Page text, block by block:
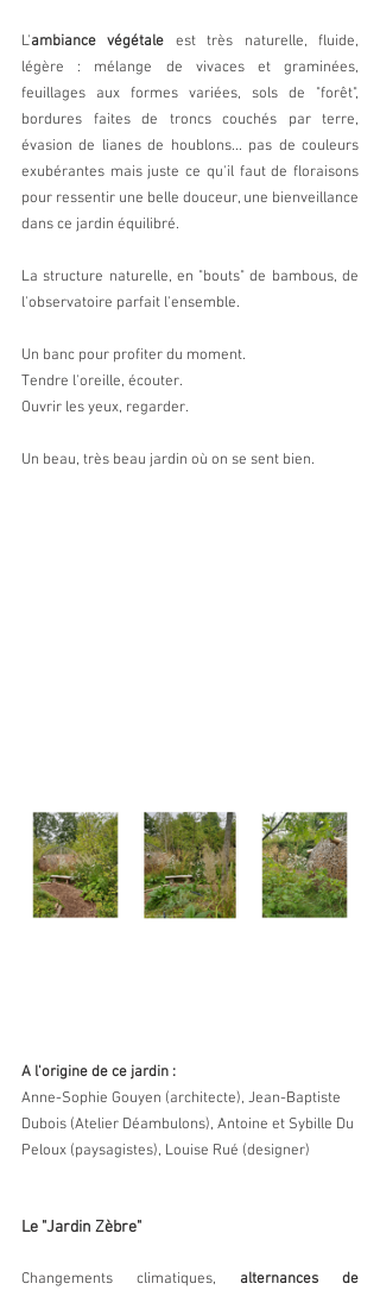
L'ambiance végétale est très naturelle, fluide,
légère : mélange de vivaces et graminées,
feuillages aux formes variées, sols de "forêt",
bordures faites de troncs couchés par terre,
évasion de lianes de houblons... pas de couleurs
exubérantes mais juste ce qu'il faut de floraisons
pour ressentir une belle douceur, une bienveillance
dans ce jardin équilibré.
La structure naturelle, en "bouts" de bambous, de
l'observatoire parfait l'ensemble.
Un banc pour profiter du moment.
Tendre l'oreille, écouter.
Ouvrir les yeux, regarder.
Un beau, très beau jardin où on se sent bien.
A l'origine de ce jardin :
Anne-Sophie Gouyen (architecte), Jean-Baptiste
Dubois (Atelier Déambulons), Antoine et Sybille Du
Peloux (paysagistes), Louise Rué (designer)
Le "Jardin Zèbre"
Changements climatiques, alternances de